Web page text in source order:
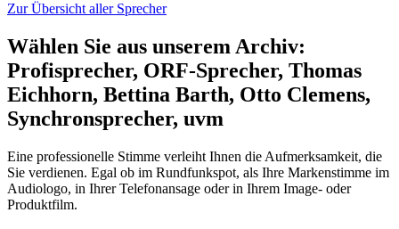
Zur Übersicht aller Sprecher
Wählen Sie aus unserem Archiv:
Profisprecher, ORF-Sprecher, Thomas
Eichhorn, Bettina Barth, Otto Clemens,
Synchronsprecher, uvm
Eine professionelle Stimme verleiht Ihnen die Aufmerksamkeit, die
Sie verdienen. Egal ob im Rundfunkspot, als Ihre Markenstimme im
Audiologo, in Ihrer Telefonansage oder in Ihrem Image- oder
Produktfilm.